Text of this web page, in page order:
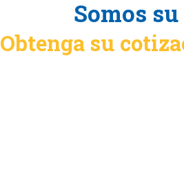
Somos
Obtenga su